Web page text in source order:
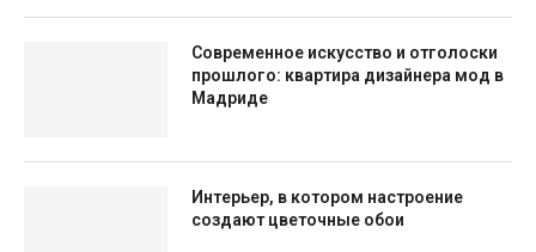
Современное искусство и отголоски
прошлого: квартира дизайнера мод в
Мадриде
Интерьер, в котором настроение
создают цветочные обои